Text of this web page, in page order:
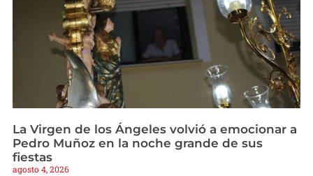
La Virgen de los Ángeles volvió a emocionar a
Pedro Muñoz en la noche grande de sus
fiestas
agosto 4, 2026